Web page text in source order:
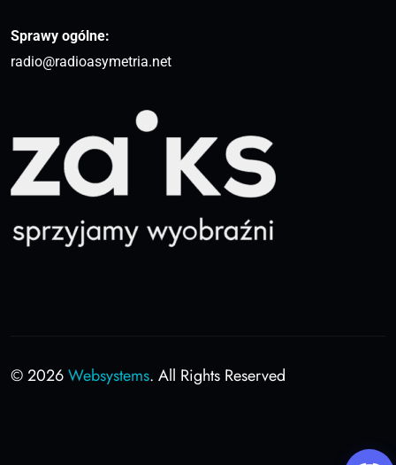
Sprawy ogólne:
radio@radioasymetria.net
© 2026Websystems. All Rights Reserved